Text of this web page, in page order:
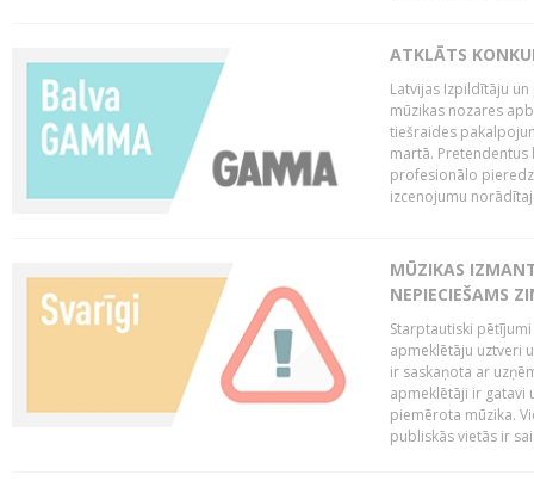
ATKLĀTS
Latvijas Izpildītāju
mūzikas nozares
tiešraides
martā. Pretendentus
profesionālo
izcenojumu
MŪZIKAS
NEPIECIEŠAMS
Starptautiski
apmeklētāju uztveri
ir saskaņota ar
apmeklētāji ir gatavi
piemērota mūzika.
publiskās vietās ir